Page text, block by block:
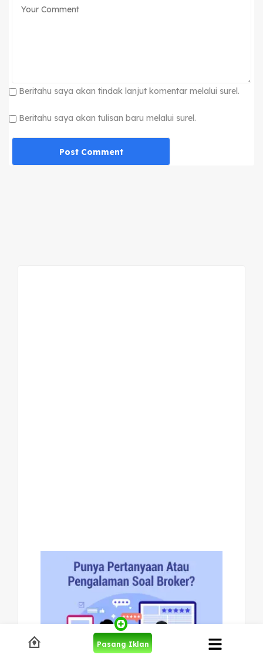
Beritahu saya akan tindak lanjut komentar melalui surel.
Beritahu saya akan tulisan baru melalui surel.
Pasang Iklan